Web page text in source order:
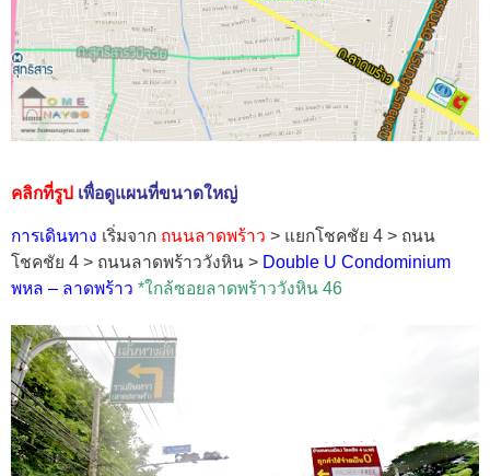
คลิกที่รูป เพื่อดูแผนที่ขนาดใหญ่
การเดินทาง เริ่มจาก ถนนลาดพร้าว > แยกโชคชัย 4 > ถนน
โชคชัย 4 > ถนนลาดพร้าววังหิน > Double U Condominium
พหล – ลาดพร้าว *ใกล้ซอยลาดพร้าววังหิน 46